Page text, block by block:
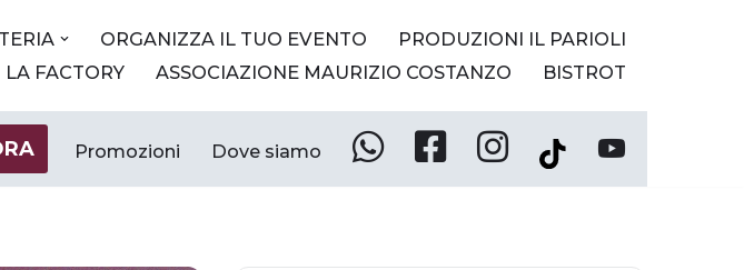
ORGANIZZA IL TUO EVENTO
PRODUZIONI IL PARIOLI
LA FACTORY ASSOCIAZIONE MAURIZIO COSTANZO BISTROT
Promozioni Dove siamo WhatsappFacebookInstagram
Tik
Tok
YouTube